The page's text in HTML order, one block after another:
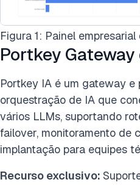
Figura 1: Painel
Portkey Gateway
Portkey IA é um gateway e
orquestração de IA que
vários LLMs, suportando
failover, monitoramento de
implantação para equipes
Recurso exclusivo: